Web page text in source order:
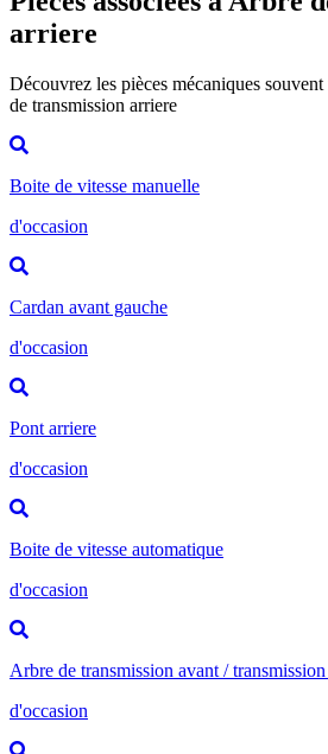
arriere
Découvrez les pièces mécaniques
de transmission arriere
Boite de vitesse manuelle
d'occasion
Cardan avant gauche
d'occasion
Pont arriere
d'occasion
Boite de vitesse automatique
d'occasion
Arbre de transmission avant /
d'occasion